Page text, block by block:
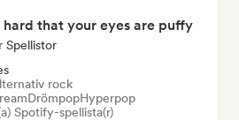
hard that your eyes are puffy
Spellistor
rock
DrömpopHyperpop
Spotify-spellista(r)